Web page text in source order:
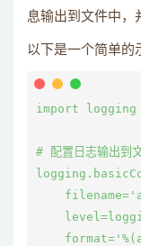
息输出到文件中，
以下是一个简单的
import logging
# 配置日志输出到